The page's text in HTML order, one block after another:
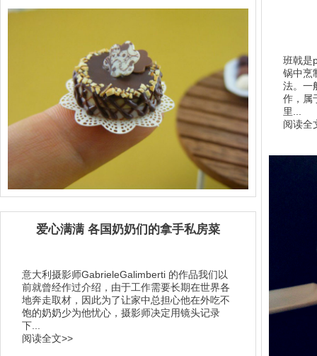
班戟是
锅中烹
法。一
作，属
里...
阅读全
爱心满满 各国奶奶们的拿手私房菜
意大利摄影师GabrieleGalimberti 的作品我们以
前就曾经作过介绍，由于工作需要长期在世界各
地奔走取材，因此为了让家中总担心他在外吃不
饱的奶奶少为他忧心，摄影师决定用镜头记录
下...
阅读全文>>